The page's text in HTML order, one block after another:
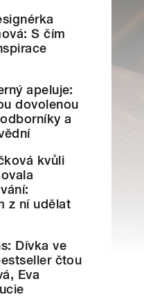
S čím
apeluje:
dovolenou
a
kvůli
z ní udělat
Dívka ve
čtou
Eva